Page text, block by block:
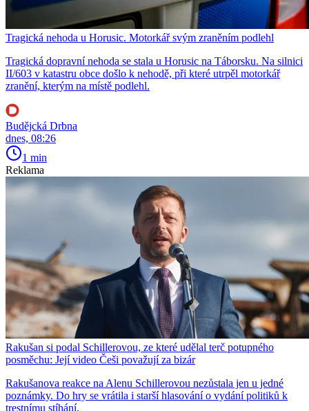
Tragická nehoda u Horusic. Motorkář svým zraněním podlehl
Tragická dopravní nehoda se stala u Horusic na Táborsku. Na silnici
II/603 v katastru obce došlo k nehodě, při které utrpěl motorkář
zranění, kterým na místě podlehl.
Budějcká Drbna
dnes, 08:26
1 min
Reklama
Rakušan si podal Schillerovou, ze které udělal terč potupného
posměchu: Její video Češi považují za bizár
Rakušanova reakce na Alenu Schillerovou nezůstala jen u jedné
poznámky. Do hry se vrátila i starší hlasování o vydání politiků k
trestnímu stíhání.